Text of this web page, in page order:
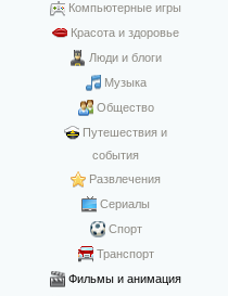
Компьютерные игры
Красота и здоровье
Люди и блоги
Музыка
Общество
Путешествия и
события
Развлечения
Сериалы
Спорт
Транспорт
Фильмы и анимация